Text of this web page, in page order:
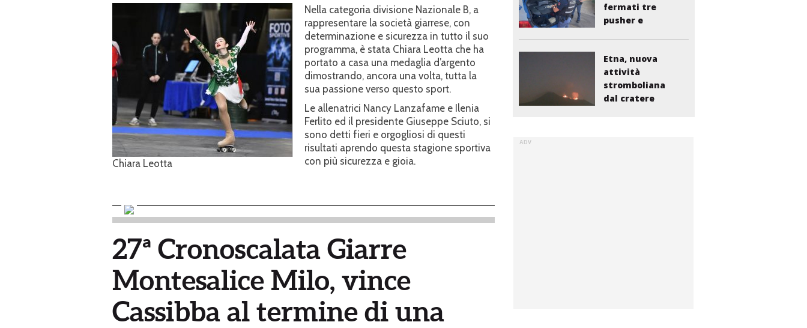
Chiara Leotta
Nella categoria divisione Nazionale B, a
rappresentare la società giarrese, con
determinazione e sicurezza in tutto il suo
programma, è stata Chiara Leotta che ha
portato a casa una medaglia d’argento
dimostrando, ancora una volta, tutta la
sua passione verso questo sport.
Le allenatrici Nancy Lanzafame e Ilenia
Ferlito ed il presidente Giuseppe Sciuto, si
sono detti fieri e orgogliosi di questi
risultati aprendo questa stagione sportiva
con più sicurezza e gioia.
27ª Cronoscalata Giarre
Montesalice Milo, vince
Cassibba al termine di una
fermati tre
pusher e
Etna, nuova
attività
stromboliana
dal cratere